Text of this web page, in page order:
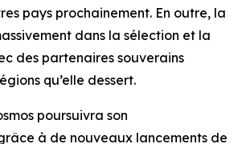
pays prochainement. En outre, la
dans la sélection et la
des partenaires souverains
qu’elle dessert.
poursuivra son
à de nouveaux lancements de